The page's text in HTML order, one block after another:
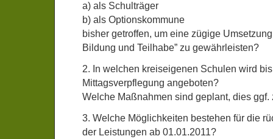
a) als Schulträger
b) als Optionskommune
bisher getroffen, um eine zügige
Bildung und Teilhabe” zu gewährleisten?
2. In welchen kreiseigenen Schulen wird
Mittagsverpflegung angeboten?
Welche Maßnahmen sind geplant, dies ggf.
3. Welche Möglichkeiten bestehen für die
der Leistungen ab 01.01.2011?